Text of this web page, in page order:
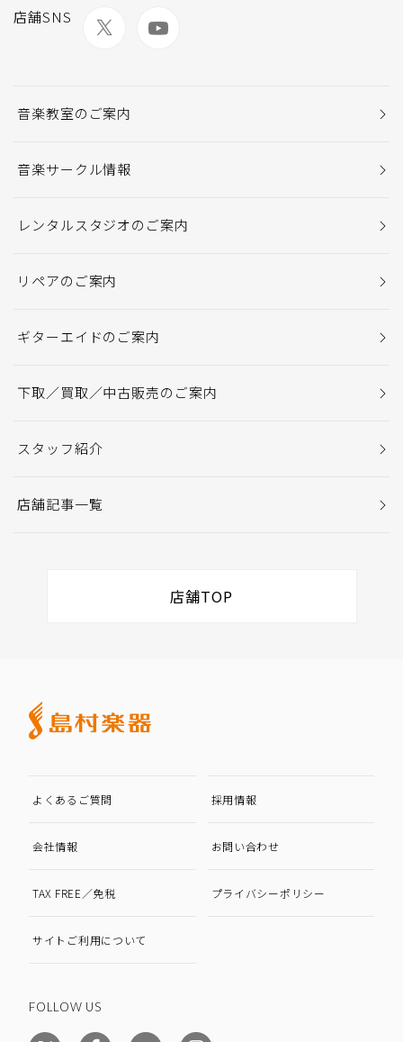
店舗SNS
音楽教室のご案内
音楽サークル情報
レンタルスタジオのご案内
リペアのご案内
ギターエイドのご案内
下取／買取／中古販売のご案内
スタッフ紹介
店舗記事一覧
店舗TOP
よくあるご質問 採用情報
会社情報 お問い合わせ
TAX FREE／免税 プライバシーポリシー
サイトご利用について
FOLLOW US